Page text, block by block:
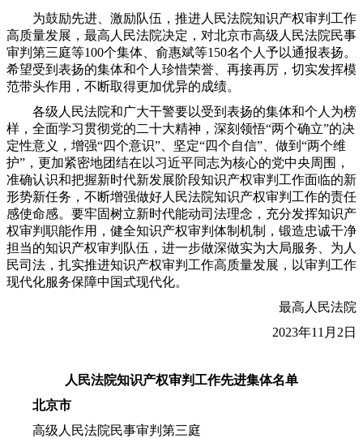
为鼓励先进、激励队伍，推进人民法院知识产权审判工作
高质量发展，最高人民法院决定，对北京市高级人民法院民事
审判第三庭等100个集体、俞惠斌等150名个人予以通报表扬。
希望受到表扬的集体和个人珍惜荣誉、再接再厉，切实发挥模
范带头作用，不断取得更加优异的成绩。
各级人民法院和广大干警要以受到表扬的集体和个人为榜
样，全面学习贯彻党的二十大精神，深刻领悟“两个确立”的决
定性意义，增强“四个意识”、坚定“四个自信”、做到“两个维
护”，更加紧密地团结在以习近平同志为核心的党中央周围，
准确认识和把握新时代新发展阶段知识产权审判工作面临的新
形势新任务，不断增强做好人民法院知识产权审判工作的责任
感使命感。要牢固树立新时代能动司法理念，充分发挥知识产
权审判职能作用，健全知识产权审判体制机制，锻造忠诚干净
担当的知识产权审判队伍，进一步做深做实为大局服务、为人
民司法，扎实推进知识产权审判工作高质量发展，以审判工作
现代化服务保障中国式现代化。
最高人民法院
2023年11月2日
人民法院知识产权审判工作先进集体名单
北京市
高级人民法院民事审判第三庭